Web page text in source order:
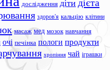
дослідження діти дієта
здоров'я кальцію клітини
масаж мед мозок навчання
очі печінка пологи продукти
хропіння чай іграшки